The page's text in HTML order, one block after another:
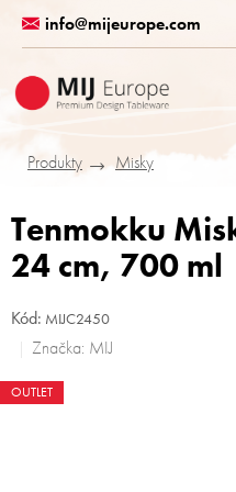
obsah
info@mijeurope.com
Produkty
Misky
Tenmokku
24 cm, 700 ml
Kód: MIJC2450
Značka: MIJ
OUTLET